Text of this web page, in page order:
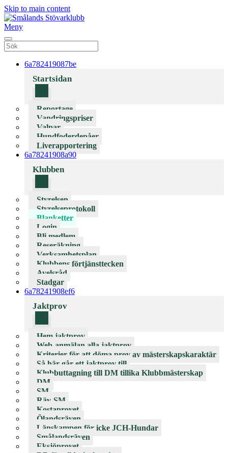
Skip to main content
Meny
6a782419087be
Startsidan
Reportage
Vandringspriser
Valpar
Hundfoderdepåer
Liverapportering
6a78241908a90
Klubben
Styrelsen
Styrelseprotokoll
Blanketter
Login
Bli medlem
Reseräkning
Verksamhetsplan
Klubbens förtjänsttecken
Avelsråd
Stadgar
6a78241908ef6
Jaktprov
Hem jaktprov
Web-anmälan alla jaktprov
Kriterier för att döma prov av mästerskapskaraktär
Så här går ett jaktprov till
Klubbuttagning till DM tillika Klubbmästerskap
DM
SM
Räv-SM
Kostaprovet
Ölandsräven
Länskampen för icke JCH-Hundar
Smålandsräven
Eksjöprovet